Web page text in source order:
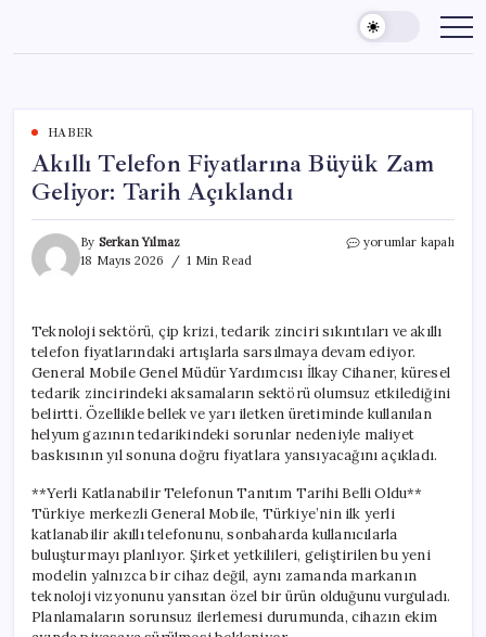
content
HABER
Akıllı Telefon Fiyatlarına Büyük Zam
Geliyor: Tarih Açıklandı
By Serkan Yılmaz
18 Mayıs 2026
1 Min Read
Akıllı
Geliyor:
Tarih
Açıklandı
için
yorumlar kapalı
Teknoloji sektörü, çip krizi, tedarik zinciri sıkıntıları ve akıllı
telefon fiyatlarındaki artışlarla sarsılmaya devam ediyor.
General Mobile Genel Müdür Yardımcısı İlkay Cihaner, küresel
tedarik zincirindeki aksamaların sektörü olumsuz etkilediğini
belirtti. Özellikle bellek ve yarı iletken üretiminde kullanılan
helyum gazının tedarikindeki sorunlar nedeniyle maliyet
baskısının yıl sonuna doğru fiyatlara yansıyacağını açıkladı.
**Yerli Katlanabilir Telefonun Tanıtım Tarihi Belli Oldu**
Türkiye merkezli General Mobile, Türkiye’nin ilk yerli
katlanabilir akıllı telefonunu, sonbaharda kullanıcılarla
buluşturmayı planlıyor. Şirket yetkilileri, geliştirilen bu yeni
modelin yalnızca bir cihaz değil, aynı zamanda markanın
teknoloji vizyonunu yansıtan özel bir ürün olduğunu vurguladı.
Planlamaların sorunsuz ilerlemesi durumunda, cihazın ekim